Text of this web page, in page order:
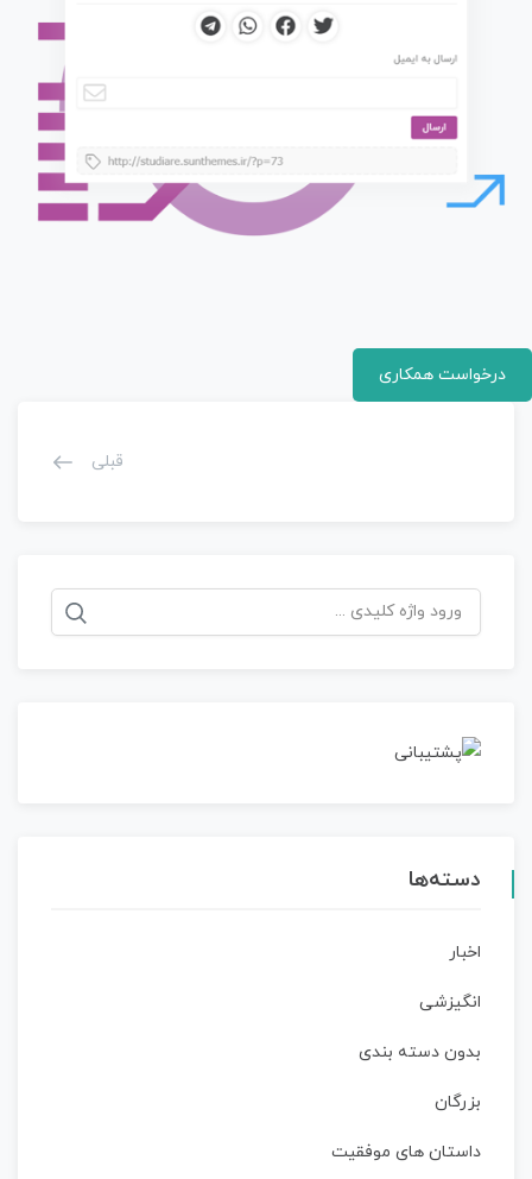
درخواست همکاری
قبلی
برای:
دسته‌ها
اخبار
انگیزشی
بدون دسته بندی
بزرگان
داستان‌ های موفقیت